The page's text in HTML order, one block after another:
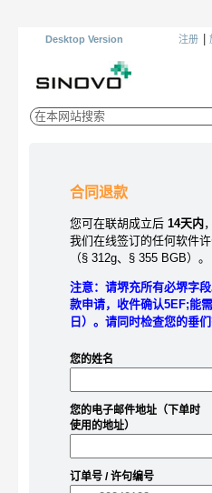
Desktop Version 注册|
合同退款
您可在联胡成立后14天内
我们在线签订的任何软件
（§ 312g、§ 355 BGB）。
注意：请堺充所有必堺字
款申请，收件确认5EF;能
日）。请同时检查您的垂们
您的姓名
您的电子邮件地址（下单时
使用的地址）
订单号 / 许句编号